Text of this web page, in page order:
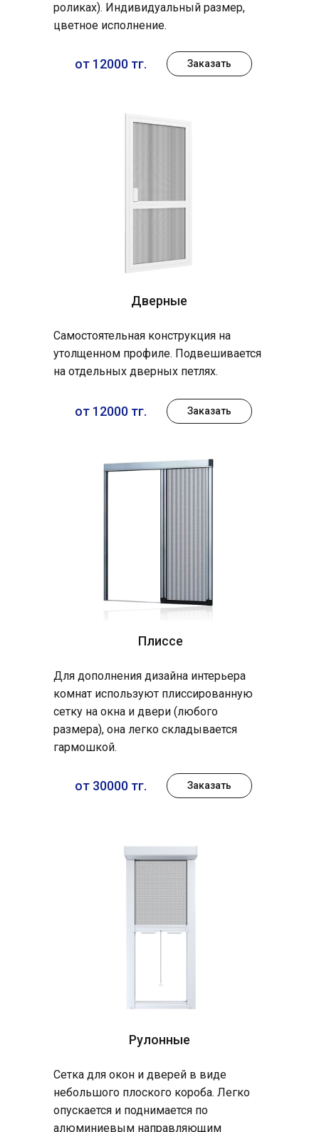
Дверные
Плиссе
роликах). Индивидуальный размер,
цветное исполнение.
Самостоятельная конструкция на
утолщенном профиле. Подвешивается
на отдельных дверных петлях.
Для дополнения дизайна интерьера
комнат используют плиссированную
сетку на окна и двери (любого
размера), она легко складывается
гармошкой.
от 12000 тг.
от 12000 тг.
от 30000 тг.
Заказать
Заказать
Заказать
Рулонные
Сетка для окон и дверей в виде
небольшого плоского короба. Легко
опускается и поднимается по
алюминиевым направляющим